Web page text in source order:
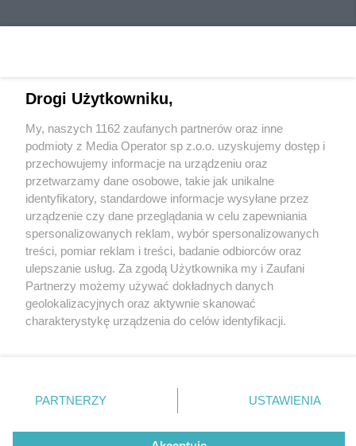
Wydawca mediówlokalnych
Nie zapomnij
zapoznać się z:
polityką prywatności regulamin korzystania z portali
Twojemiasto
Piekary Śląskie
Chorzów
Tarnowskie Góry
Gliwice
Skontakuj sięz nami
Kontakt
Wydawca
Redakcja
Drogi Użytkowniku,
My, naszych 1162 zaufanych partnerów oraz inne
podmioty z Media Operator sp z.o.o. uzyskujemy dostęp i
przechowujemy informacje na urządzeniu oraz
przetwarzamy dane osobowe, takie jak unikalne
identyfikatory, standardowe informacje wysyłane przez
urządzenie czy dane przeglądania w celu zapewniania
spersonalizowanych reklam, wybór spersonalizowanych
treści, pomiar reklam i treści, badanie odbiorców oraz
ulepszanie usług. Za zgodą Użytkownika my i Zaufani
Partnerzy możemy używać dokładnych danych
geolokalizacyjnych oraz aktywnie skanować
charakterystykę urządzenia do celów identyfikacji.
zmienić/wycofać klikając przycisk ustawień prywatności
znajdujący się w lewym dolnym rogu strony
rodzaje przetwarzania danych nie wymagają zgody
PARTNERZY USTAWIENIA